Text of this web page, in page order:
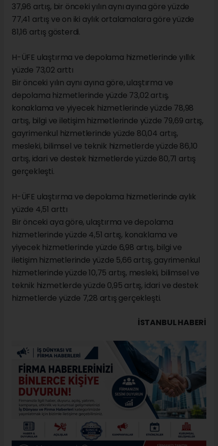
37,96 artış, bir önceki yılın aynı ayına göre yüzde
77,41 artış ve on iki aylık ortalamalara göre yüzde
81,16 artış gösterdi.
H-ÜFE ulaştırma ve depolama hizmetlerinde yıllık
yüzde 73,02 arttı
Bir önceki yılın aynı ayına göre, ulaştırma ve
depolama hizmetlerinde yüzde 73,02 artış,
konaklama ve yiyecek hizmetlerinde yüzde 78,98
artış, bilgi ve iletişim hizmetlerinde yüzde 79,69 artış,
gayrimenkul hizmetlerinde yüzde 80,04 artış,
mesleki, bilimsel ve teknik hizmetlerde yüzde 86,10
artış, idari ve destek hizmetlerde yüzde 80,71 artış
gerçekleşti.
H-ÜFE ulaştırma ve depolama hizmetlerinde aylık
yüzde 4,51 arttı
Bir önceki aya göre, ulaştırma ve depolama
hizmetlerinde yüzde 4,51 artış, konaklama ve
yiyecek hizmetlerinde yüzde 6,98 artış, bilgi ve
iletişim hizmetlerinde yüzde 5,66 artış, gayrimenkul
hizmetlerinde yüzde 10,75 artış, mesleki, bilimsel ve
teknik hizmetlerde yüzde 0,95 artış, idari ve destek
hizmetlerde yüzde 7,28 artış gerçekleşti.
İSTANBUL HABERİ